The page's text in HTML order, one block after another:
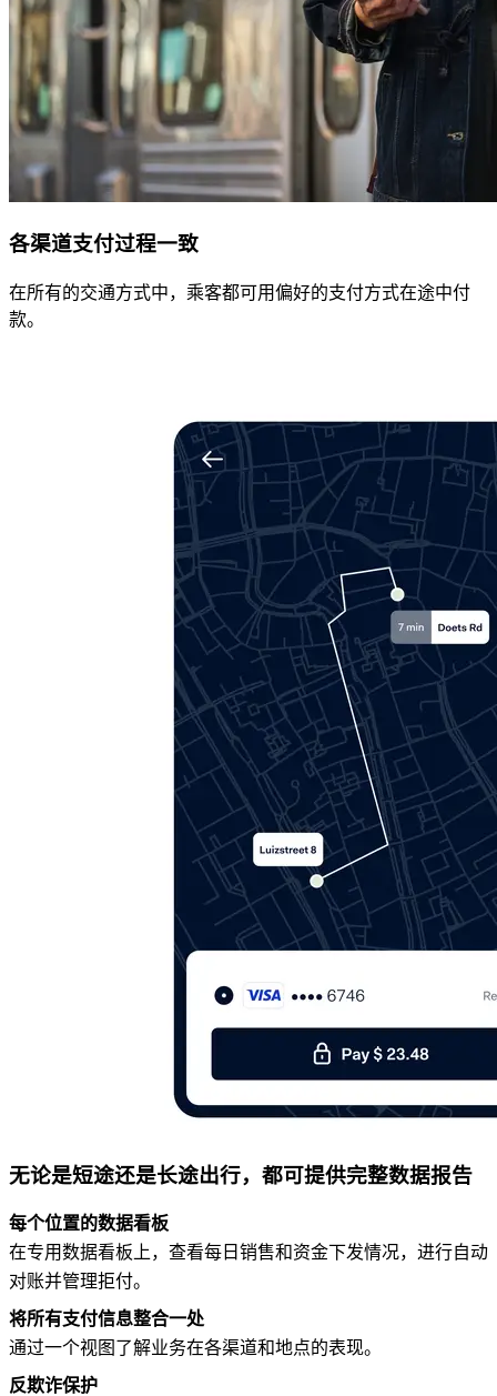
各渠道支付过程一致
在所有的交通方式中，乘客都可用偏好的支付方式在途中付
款。
无论是短途还是长途出行，都可提供完整数据报告
每个位置的数据看板
在专用数据看板上，查看每日销售和资金下发情况，进行自动
对账并管理拒付。
将所有支付信息整合一处
通过一个视图了解业务在各渠道和地点的表现。
反欺诈保护